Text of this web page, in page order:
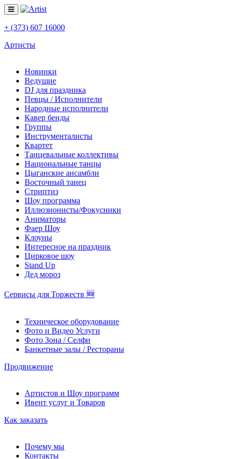
+ (373) 607 16000
Артисты
Новинки
Ведущие
DJ для праздника
Певцы / Исполнители
Народные исполнители
Кавер бенды
Группы
Инструменталисты
Квартет
Танцевальные коллективы
Национальные танцы
Цыганские ансамбли
Восточный танец
Стриптиз
Шоу программа
Иллюзионисты/Фокусники
Аниматоры
Фаер Шоу
Клоуны
Интересное на праздник
Цирковое шоу
Stand Up
Дед мороз
Сервисы для Торжеств 🆕
Техническое оборудование
Фото и Видео Услуги
Фото Зона / Селфи
Банкетные залы / Рестораны
Продвижение
Артистов и Шоу программ
Ивент услуг и Товаров
Как заказать
Почему мы
Контакты